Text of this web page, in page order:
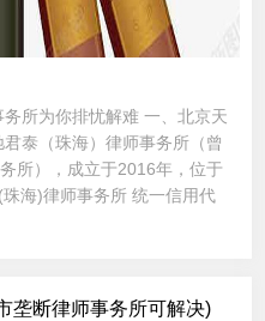
所为你排忧解难 一、北京天
泰（珠海）律师事务所（曾
所），成立于2016年，位于
海)律师事务所 统一信用代
垄断律师事务所可解决)